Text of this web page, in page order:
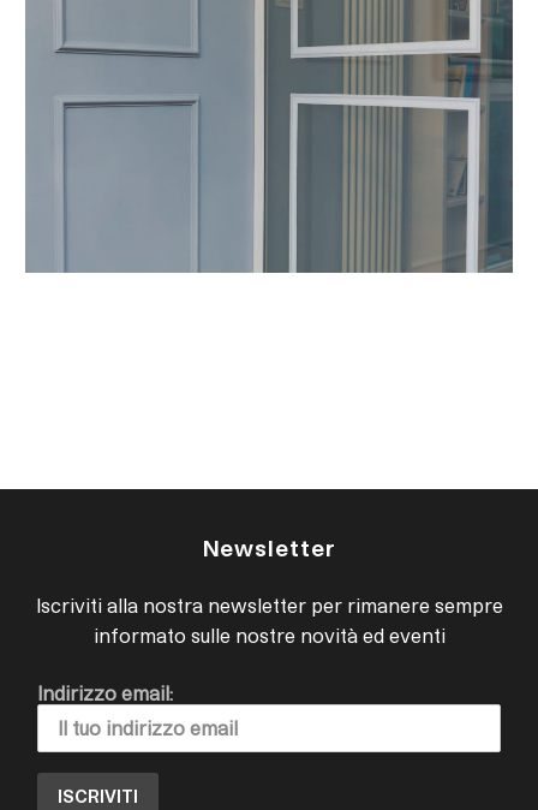
Newsletter
Iscriviti alla nostra newsletter per rimanere sempre
informato sulle nostre novità ed eventi
Indirizzo email: